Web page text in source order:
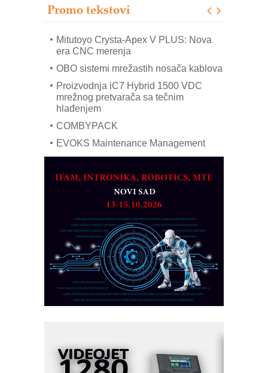
Promo tekstovi
Art Utopia Studio – vizuelne priče
Mitutoyo Crysta-Apex V PLUS: Nova
era CNC merenja
OBO sistemi mrežastih nosača kablova
Proizvodnja iC7 Hybrid 1500 VDC
mrežnog pretvarača sa tečnim
hlađenjem
COMBYPACK
EVOKS Maintenance Management
na viši nivo
Detekcija različitih oblika
MAREX - Lim i mašine za savremena
rešenja
Marcom-plast d.o.o.- vaš pouzdan
partner
CTO - Prilagodite svoju toplinsku
obradu!
Razvoj asortimanskog pravca MINI-
PLC AKYTEC
MOTOMAN – NEXT-Robotika vođena
veštačkom inteligencijom